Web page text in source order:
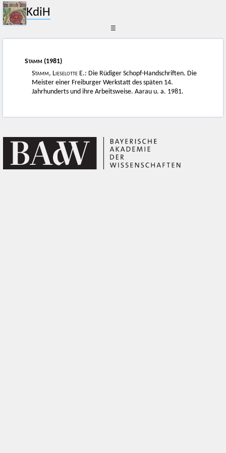
KdiH
☰
Stamm (1981)
Stamm, Lieselotte E.: Die Rüdiger Schopf-Handschriften. Die
Meister einer Freiburger Werkstatt des späten 14.
Jahrhunderts und ihre Arbeitsweise. Aarau u. a. 1981.